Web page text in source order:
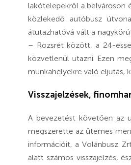
lakótelepekről a belvároson
közlekedő autóbusz
átutazhatóvá vált a
– Rozsrét között, a 24-
közvetlenül utazni. Ezen
munkahelyekre való eljutás,
Visszajelzések,
A bevezetést követően az
megszerette az ütemes
információit, a Volánbusz
alatt számos visszajelzés,